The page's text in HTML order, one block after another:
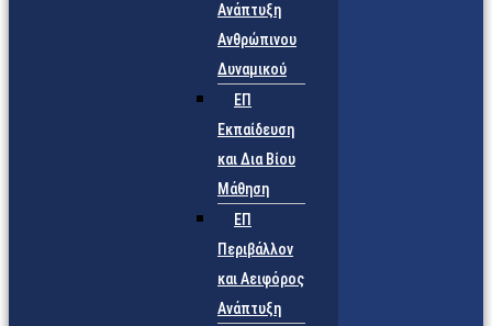
Ανάπτυξη
Ανθρώπινου
Δυναμικού
ΕΠ
Εκπαίδευση
και Δια Βίου
Μάθηση
ΕΠ
Περιβάλλον
και Αειφόρος
Ανάπτυξη